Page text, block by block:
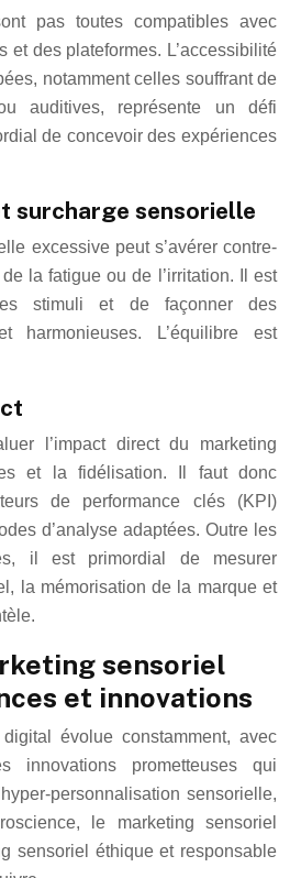
pas toutes compatibles avec
et des plateformes. L’accessibilité
notamment celles souffrant de
auditives, représente un défi
de concevoir des expériences
surcharge sensorielle
excessive peut s’avérer contre-
la fatigue ou de l’irritation. Il est
stimuli et de façonner des
harmonieuses. L’équilibre est
l’impact direct du marketing
et la fidélisation. Il faut donc
de performance clés (KPI)
d’analyse adaptées. Outre les
il est primordial de mesurer
la mémorisation de la marque et
sensoriel
et innovations
évolue constamment, avec
innovations prometteuses qui
personnalisation sensorielle,
le marketing sensoriel
sensoriel éthique et responsable